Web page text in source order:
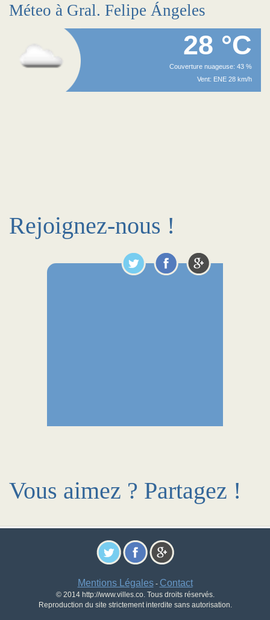
Méteo à Gral. Felipe Ángeles
28 °C
Couverture nuageuse: 43 %
Vent: ENE 28 km/h
Rejoignez-nous !
Vous aimez ? Partagez !
Mentions Légales- Contact
© 2014 http://www.villes.co. Tous droits réservés.
Reproduction du site strictement interdite sans autorisation.